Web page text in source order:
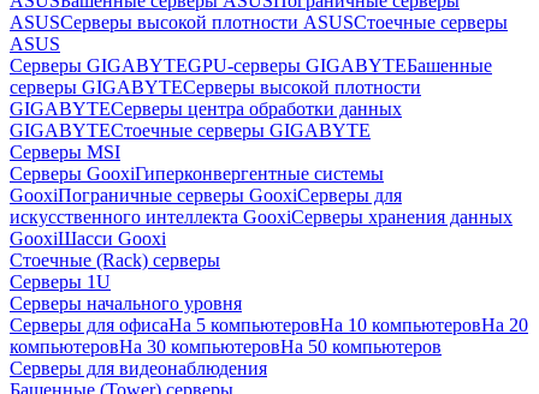
ASUSСерверы высокой плотности ASUSСтоечные серверы
ASUS
Серверы GIGABYTEGPU-серверы GIGABYTEБашенные
серверы GIGABYTEСерверы высокой плотности
GIGABYTEСерверы центра обработки данных
GIGABYTEСтоечные серверы GIGABYTE
Серверы MSI
Серверы GooxiГиперконвергентные системы
GooxiПограничные серверы GooxiСерверы для
искусственного интеллекта GooxiСерверы хранения данных
GooxiШасси Gooxi
Стоечные (Rack) серверы
Серверы 1U
Серверы начального уровня
Серверы для офисаНа 5 компьютеровНа 10 компьютеровНа 20
компьютеровНа 30 компьютеровНа 50 компьютеров
Серверы для видеонаблюдения
Башенные (Tower) серверы